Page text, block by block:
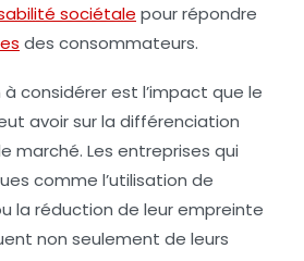
sociétale pour répondre
des consommateurs.
considérer est l’impact que le
avoir sur la différenciation
marché. Les entreprises qui
comme l’utilisation de
la réduction de leur empreinte
non seulement de leurs